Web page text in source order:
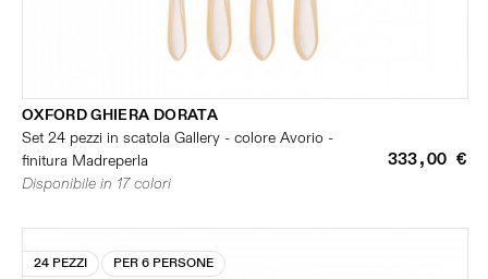
OXFORD GHIERA DORATA
Set 24 pezzi in scatola Gallery - colore Avorio -
finitura Madreperla
333,00 €
Disponibile in 17 colori
24 PEZZI PER 6 PERSONE